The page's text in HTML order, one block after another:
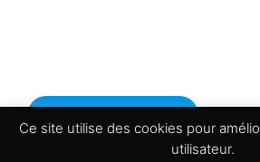
Ce site utilise des cookies pour
utilisateur.